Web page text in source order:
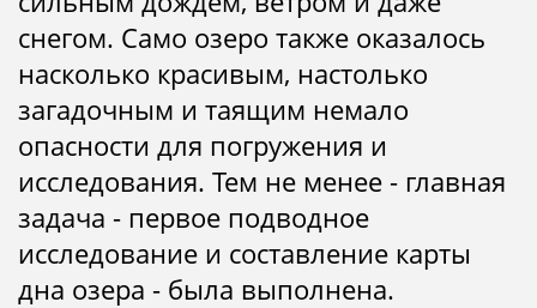
снегом. Само озеро также оказалось
насколько красивым, настолько
загадочным и таящим немало
опасности для погружения и
исследования. Тем не менее - главная
задача - первое подводное
исследование и составление карты
дна озера - была выполнена.